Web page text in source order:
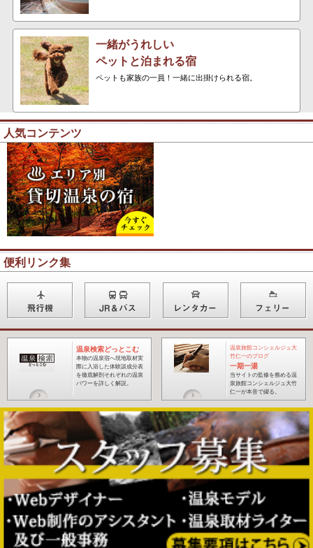
一緒がうれしい
ペットと泊まれる宿
ペットも家族の一員！一緒に出掛けられる宿。
人気コンテンツ
便利リンク集
温泉検索どっとこむ
本物の温泉宿へ現地取材実
際に入浴した体験談成分表
を徹底解剖それぞれの温泉
パワーを詳しく解説。
温泉旅館コンシェルジュ大
竹仁一のブログ
一期一湯
当サイトの監修を務める温
泉旅館コンシェルジュ大竹
仁一が本音で綴る 。